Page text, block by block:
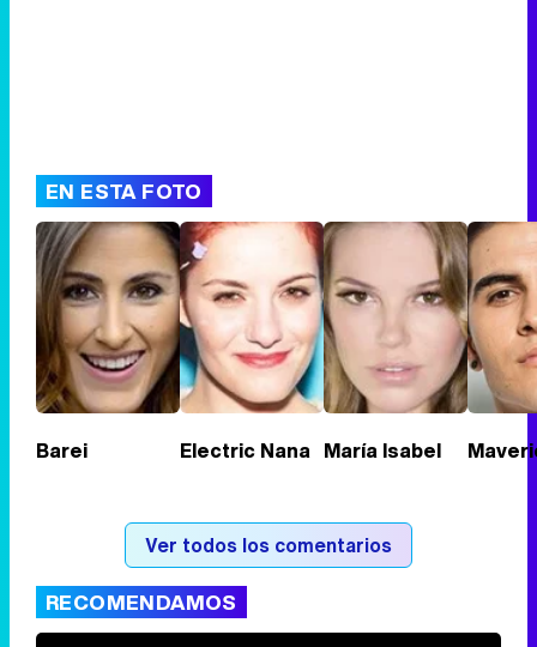
EN ESTA FOTO
Barei Electric Nana María Isabel
Ver todos los comentarios
RECOMENDAMOS